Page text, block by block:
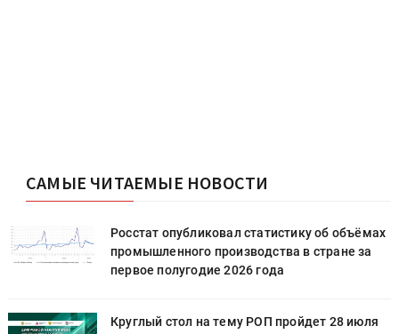
САМЫЕ ЧИТАЕМЫЕ НОВОСТИ
Росстат опубликовал статистику об объёмах
промышленного производства в стране за
первое полугодие 2026 года
Круглый стол на тему РОП пройдет 28 июля